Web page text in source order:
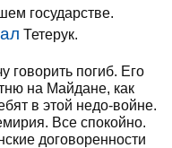
государстве.
Тетерук.
погиб. Его
на Майдане, как
в этой недо-войне.
Все спокойно.
договоренности